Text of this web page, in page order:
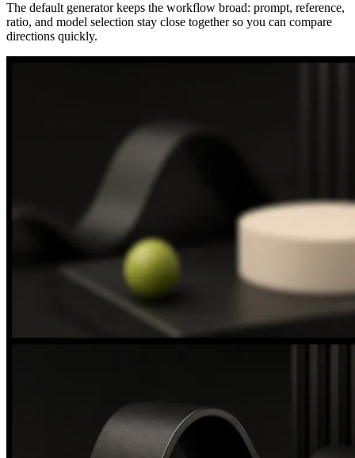
The default generator keeps the workflow broad: prompt, reference,
ratio, and model selection stay close together so you can compare
directions quickly.